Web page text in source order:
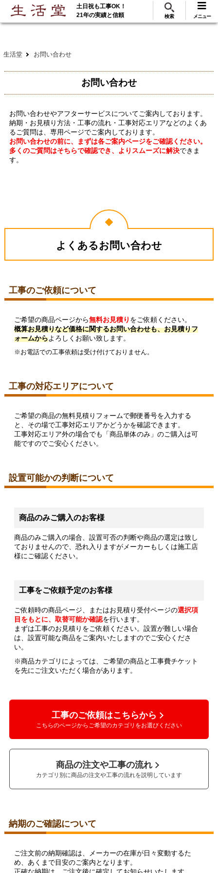
ご利用 288万･工事実績117万件! 無料見積
土日祝も工事OK！
21年の実績と信頼
検索 メニュー
生活堂 お問い合わせ
お問い合わせ
お問い合わせやアフターサービスについてご案内しております。
納期・お見積り方法・工事の流れ・工事対応エリアなどのよくあ
るご質問は、専用ページでご案内しております。
お問い合わせの前に、まずは各ご案内ページをご確認ください。
多くのご質問はそちらで確認でき、よりスムーズに解決できま
す。
よくあるお問い合わせ
工事のご依頼について
ご希望の商品ページから無料お見積り をご依頼ください。
概算お見積りなど価格に関するお問い合わせも、お見積りフ
ォームからよろしくお願い致します。
※お電話での工事依頼は受け付けておりません。
工事の対応エリアについて
ご希望の商品の無料見積りフォームで郵便番号を入力する
と、その場で工事対応エリアかどうかを確認できます。
工事対応エリア外の場合でも「商品単体のみ」のご購入は可
能ですのでご安心ください。
設置可能かの判断について
商品のみご購入のお客様
商品のみご購入の場合、設置可否の判断や商品の選定は致し
ておりませんので、恐れ入りますがメーカーもしくは施工店
様にご確認ください。
工事をご依頼予定のお客様
ご依頼時の商品ページ、またはお見積り受付ページの選択項
目をもとに、取替可能か確認を行います。
まずは工事のお見積りをご依頼ください。設置が難しい場合
は、設置可能な商品をご案内いたしますのでご安心くださ
い。
※商品カテゴリによっては、ご希望の商品と工事費チケット
を先にご注文いただく場合があります。
工事のご依頼はこちらから
こちらのページからご希望のカテゴリをお選びください
商品の注文や工事の流れ
カテゴリ別に商品の注文や工事の流れを説明しています
納期のご確認について
ご注文前の納期確認は、メーカーの在庫が日々変動するた
め、あくまで目安のご案内となります。